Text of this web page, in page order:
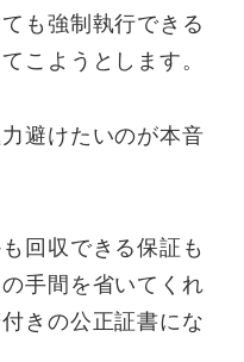
も強制執行できる
こようとします。
避けたいのが本音
回収できる保証も
手間を省いてくれ
きの公正証書にな